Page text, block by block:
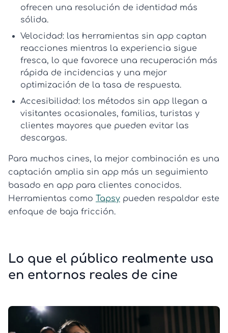
ofrecen una resolución de identidad más
sólida.
Velocidad: las herramientas sin app captan
reacciones mientras la experiencia sigue
fresca, lo que favorece una recuperación más
rápida de incidencias y una mejor
optimización de la tasa de respuesta.
Accesibilidad: los métodos sin app llegan a
visitantes ocasionales, familias, turistas y
clientes mayores que pueden evitar las
descargas.
Para muchos cines, la mejor combinación es una
captación amplia sin app más un seguimiento
basado en app para clientes conocidos.
Herramientas como Tapsy pueden respaldar este
enfoque de baja fricción.
Lo que el público realmente usa
en entornos reales de cine